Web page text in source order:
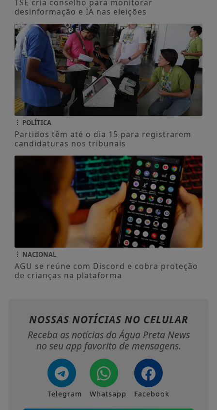
TSE cria conselho para monitorar
desinformação e IA nas eleições
POLÍTICA
Partidos têm até o dia 15 para registrarem
candidaturas nos tribunais
NACIONAL
AGU se reúne com Discord e cobra proteção
de crianças na plataforma
NOSSAS NOTÍCIAS NO CELULAR
Receba as notícias do Água Preta News
no seu app favorito de mensagens.
Telegram Whatsapp Facebook